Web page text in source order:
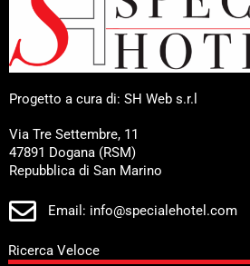
Progetto a cura di: SH Web s.r.l
Via Tre Settembre, 11
47891 Dogana (RSM)
Repubblica di San Marino
Email: info@specialehotel.com
Ricerca Veloce